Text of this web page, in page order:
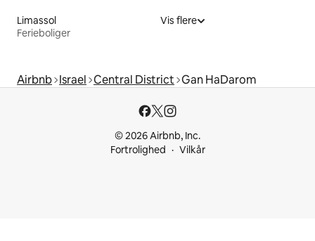
Limassol
Ferieboliger
Vis flere
Airbnb Israel Central District Gan HaDarom
© 2026 Airbnb, Inc.
Fortrolighed
Vilkår